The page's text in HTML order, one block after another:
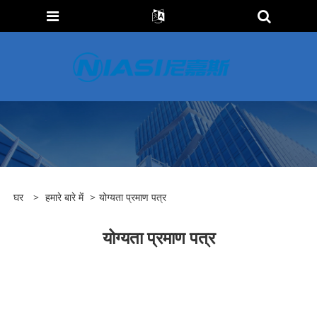
घर > हमारे बारे में > योग्यता प्रमाण पत्र
योग्यता प्रमाण पत्र